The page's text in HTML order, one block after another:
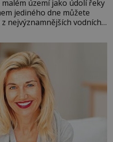
území jako údolí řeky
jediného dne můžete
nejvýznamnějších vodních
poznáváním památek ve